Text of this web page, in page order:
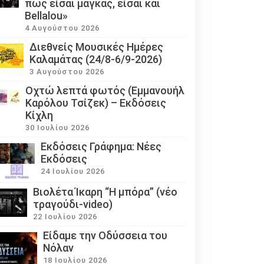
πως είσαι μάγκας, είσαι και
Bellalou»
4 Αυγούστου 2026
Διεθνείς Μουσικές Ημέρες
Καλαμάτας (24/8-6/9-2026)
3 Αυγούστου 2026
Οχτώ λεπτά φωτός (Εμμανουήλ
Καρόλου Τσίζεκ) – Εκδόσεις
Κίχλη
30 Ιουλίου 2026
Εκδόσεις Γράφημα: Νέες
Εκδόσεις
24 Ιουλίου 2026
Βιολέτα Ίκαρη “Η μπόρα” (νέο
τραγούδι-video)
22 Ιουλίου 2026
Eίδαμε την Οδύσσεια του
Νόλαν
18 Ιουλίου 2026